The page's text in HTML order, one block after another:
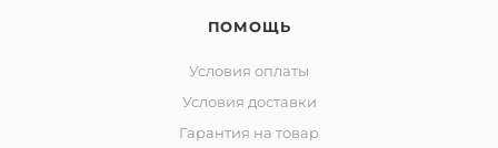
ПОМОЩЬ
Условия оплаты
Условия доставки
Гарантия на товар